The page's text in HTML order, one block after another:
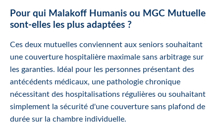
Pour qui Malakoff Humanis ou MGC Mutuelle
sont-elles les plus adaptées ?
Ces deux mutuelles conviennent aux seniors souhaitant
une couverture hospitalière maximale sans arbitrage sur
les garanties. Idéal pour les personnes présentant des
antécédents médicaux, une pathologie chronique
nécessitant des hospitalisations régulières ou souhaitant
simplement la sécurité d'une couverture sans plafond de
durée sur la chambre individuelle.